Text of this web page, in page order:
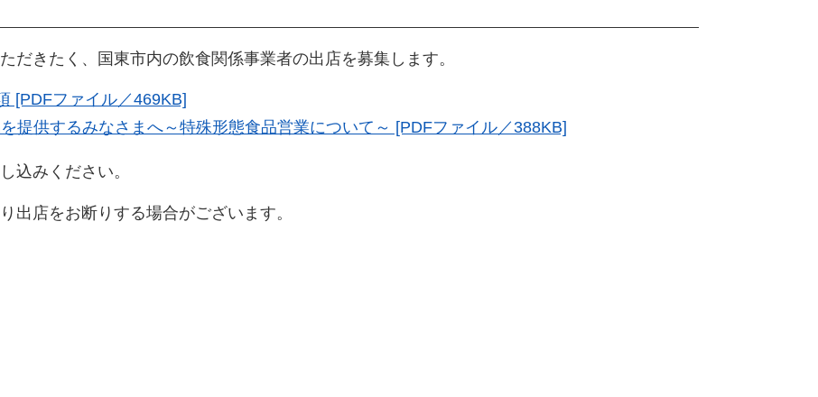
だきたく、国東市内の飲食関係事業者の出店を募集します。
[PDFファイル／469KB]
提供するみなさまへ～特殊形態食品営業について～ [PDFファイル／388KB]
込みください。
出店をお断りする場合がございます。